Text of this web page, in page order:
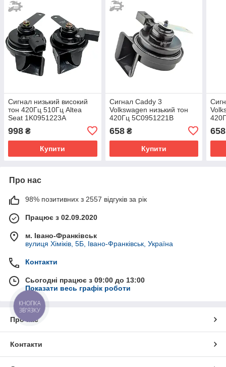
Сигнал низький високий
тон 420Гц 510Гц Altea
Seat 1K0951223A
998 ₴
Купити
Сигнал Caddy 3
Volkswagen низький тон
420Гц 5C0951221B
658₴
Купити
658
Про нас
98% позитивних з 2557 відгуків за рік
Працює з 02.09.2020
м. Івано-Франківськ
вулиця Хіміків, 5Б, Івано-Франківськ, Україна
Контакти
Сьогодні працює з 09:00 до 13:00
Показати весь графік роботи
Про нас
Контакти
КНОПКА
ЗВ'ЯЗКУ